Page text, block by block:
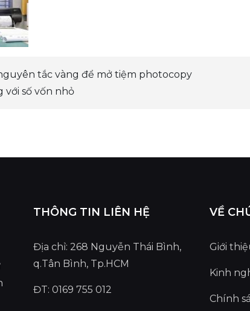
tắc vàng để mở tiệm photocopy
với số vốn nhỏ
THÔNG TIN LIÊN HỆ
Địa chỉ: 268 Nguyễn Thái Bình,
q.Tân Bình, Tp.HCM
ĐT: 0169 755 012
VỀ
Giới
Kinh
Chính